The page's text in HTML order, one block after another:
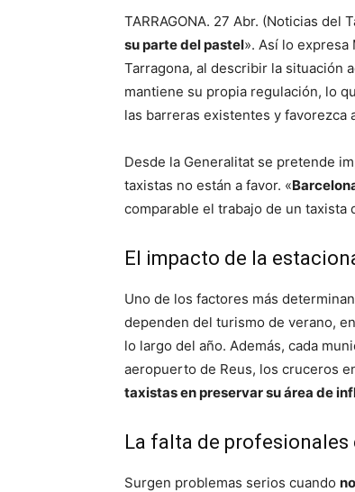
TARRAGONA. 27 Abr. (Noticias del
su parte del pastel». Así lo expresa
Tarragona, al describir la situación
mantiene su propia regulación, lo
las barreras existentes y favorezca
Desde la Generalitat se pretende
taxistas no están a favor. «
comparable el trabajo de un taxista
El impacto de la
Uno de los factores más
dependen del turismo de verano,
lo largo del año. Además, cada
aeropuerto de Reus, los cruceros
taxistas en preservar su área de
La falta de
Surgen problemas serios cuando